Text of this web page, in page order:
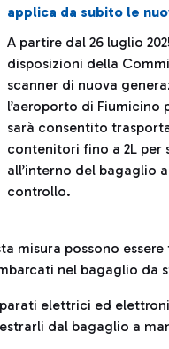
applica da subito le
A partire dal 26 luglio
disposizioni della
scanner di nuova
l’aeroporto di
sarà consentito
contenitori fino a 2L
all’interno del bagaglio
controllo.
misura possono
nel bagaglio da
elettrici ed
dal bagaglio a